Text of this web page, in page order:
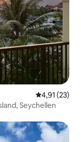
Gemiddelde
4,91 (23)
Seychellen